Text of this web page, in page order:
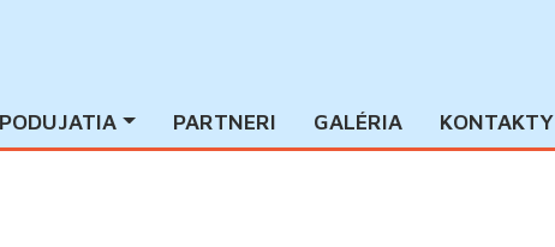
PODUJATIA PARTNERI GALÉRIA KONTAKTY